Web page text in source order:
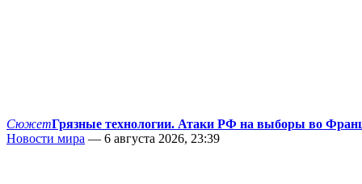
СюжетГрязные технологии. Атаки РФ на выборы во
Новости мира — 6 августа 2026, 23:39